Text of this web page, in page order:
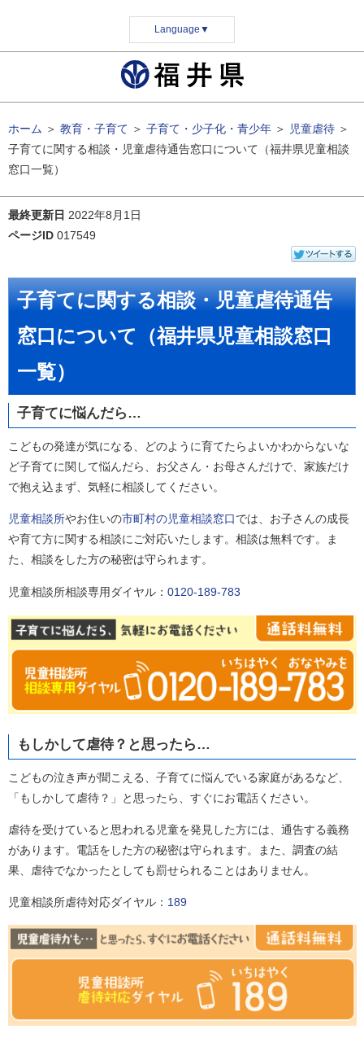
Language ▼
ホーム ＞ 教育・子育て ＞ 子育て・少子化・青少年 ＞ 児童虐待 ＞
子育てに関する相談・児童虐待通告窓口について（福井県児童相談
窓口一覧）
最終更新日 2022年8月1日
ページID 017549
子育てに関する相談・児童虐待通告
窓口について（福井県児童相談窓口
一覧）
子育てに悩んだら…
こどもの発達が気になる、どのように育てたらよいかわからないな
ど子育てに関して悩んだら、お父さん・お母さんだけで、家族だけ
で抱え込まず、気軽に相談してください。
児童相談所やお住いの市町村の児童相談窓口では、お子さんの成長
や育て方に関する相談にご対応いたします。相談は無料です。ま
た、相談をした方の秘密は守られます。
児童相談所相談専用ダイヤル： 0120-189-783
もしかして虐待？と思ったら…
こどもの泣き声が聞こえる、子育てに悩んでいる家庭があるなど、
「もしかして虐待？」と思ったら、すぐにお電話ください。
虐待を受けていると思われる児童を発見した方には、通告する義務
があります。電話をした方の秘密は守られます。また、調査の結
果、虐待でなかったとしても罰せられることはありません。
児童相談所虐待対応ダイヤル： 189